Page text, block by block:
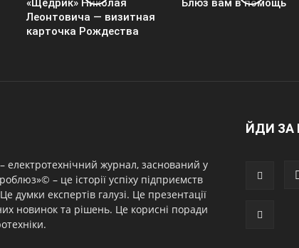
«Щедрик» Николая
Леонтовича — визитная
карточка Рождества
Блюз вам в помощь
електротехнічний журнал, заснований у
– це історії успіху підприємств
думки експертів галузі. Це презентації
новинок та рішень. Це корисні поради
ЙДИ ЗА